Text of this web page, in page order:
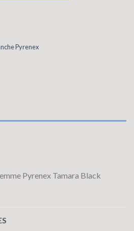
Pyrenex
Pyrenex Tamara Black